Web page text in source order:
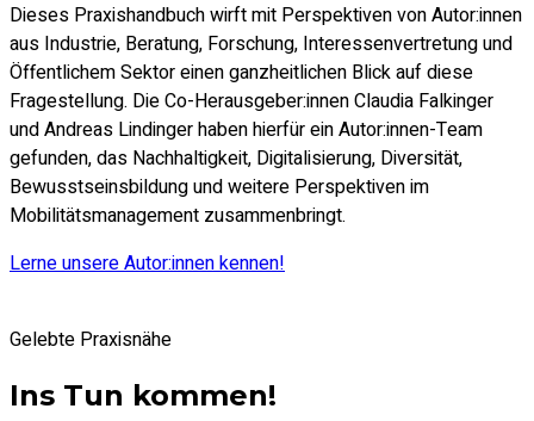
Dieses Praxishandbuch wirft mit Perspektiven von Autor:innen
aus Industrie, Beratung, Forschung, Interessenvertretung und
Öffentlichem Sektor einen ganzheitlichen Blick auf diese
Fragestellung. Die Co-Herausgeber:innen Claudia Falkinger
und Andreas Lindinger haben hierfür ein Autor:innen-Team
gefunden, das Nachhaltigkeit, Digitalisierung, Diversität,
Bewusstseinsbildung und weitere Perspektiven im
Mobilitätsmanagement zusammenbringt.
Lerne unsere Autor:innen kennen!
Gelebte Praxisnähe
Ins Tun kommen!